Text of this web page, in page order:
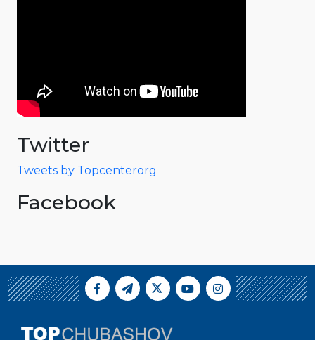
Twitter
Tweets by Topcenterorg
Facebook